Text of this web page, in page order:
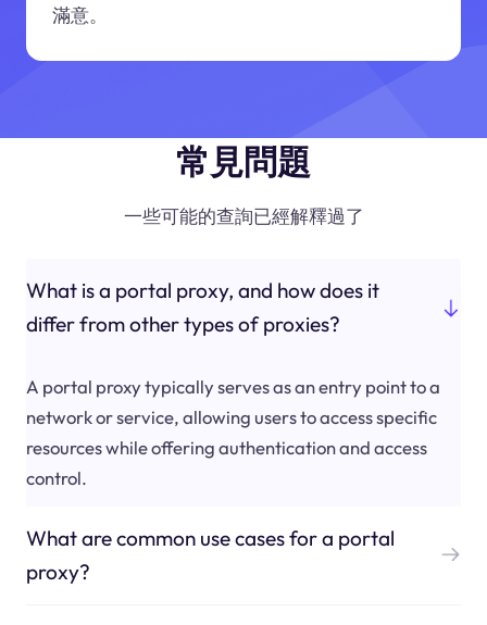
滿意。
常見問題
一些可能的查詢已經解釋過了
What is a portal proxy, and how does it
differ from other types of proxies?
A portal proxy typically serves as an entry point to a
network or service, allowing users to access specific
resources while offering authentication and access
control.
What are common use cases for a portal
proxy?